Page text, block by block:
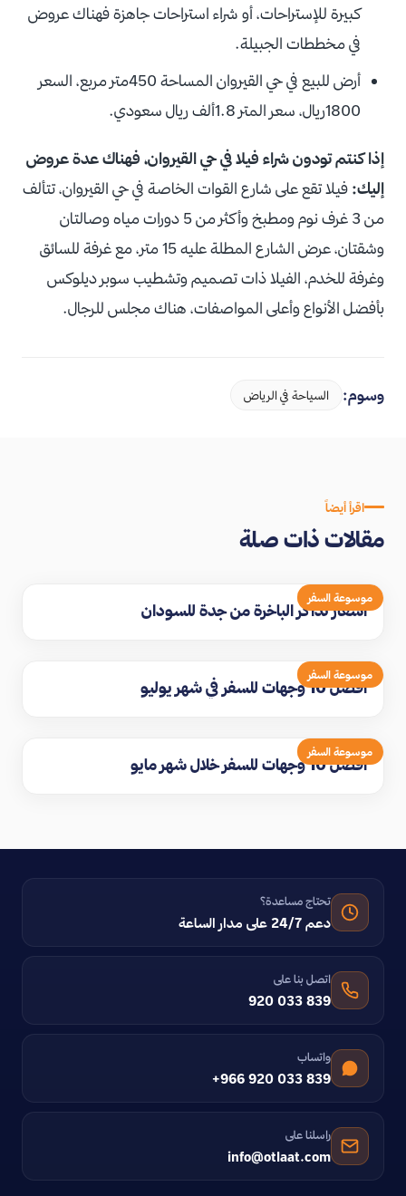
كبيرة للإستراحات، أو شراء استراحات جاهزة فهناك عروض
في مخططات الجبيلة.
أرض للبيع في حي القيروان المساحة 450متر مربع، السعر
1800ريال، سعر المتر 1.8ألف ريال سعودي.
إذا كنتم تودون شراء فيلا في حي القيروان، فهناك عدة عروض
إليك: فيلا تقع على شارع القوات الخاصة في حي القيروان، تتألف
من 3 غرف نوم ومطبخ وأكثر من 5 دورات مياه وصالتان
وشقتان، عرض الشارع المطلة عليه 15 متر، مع غرفة للسائق
وغرفة للخدم، الفيلا ذات تصميم وتشطيب سوبر ديلوكس
بأفضل الأنواع وأعلى المواصفات، هناك مجلس للرجال.
وسوم: السياحة في الرياض
اقرأ أيضاً
مقالات ذات صلة
موسوعة السفر
اسعار تذاكر الباخرة من جدة للسودان
موسوعة السفر
افضل 10 وجهات للسفر في شهر يوليو
موسوعة السفر
افضل 10 وجهات للسفر خلال شهر مايو
تحتاج مساعدة؟
دعم 24/7 على مدار الساعة
اتصل بنا على
920 033 839
واتساب
+966 920 033 839
راسلنا على
info@otlaat.com